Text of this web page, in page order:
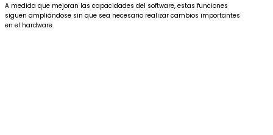
A medida que mejoran las capacidades del software, estas funciones
siguen ampliándose sin que sea necesario realizar cambios importantes
en el hardware.